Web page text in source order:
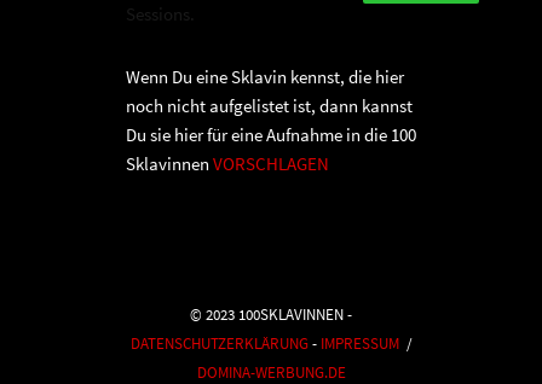
Sessions.
Wenn Du eine Sklavin kennst, die hier
noch nicht aufgelistet ist, dann kannst
Du sie hier für eine Aufnahme in die 100
Sklavinnen VORSCHLAGEN
© 2023 100SKLAVINNEN -
DATENSCHUTZERKLÄRUNG- IMPRESSUM/
DOMINA-WERBUNG.DE